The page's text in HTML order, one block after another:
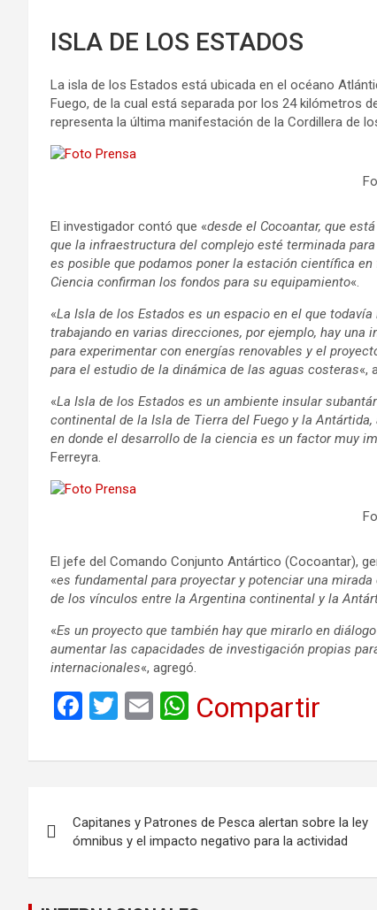
ISLA DE LOS ESTADOS
La isla de los Estados está ubicada en el océano
Fuego, de la cual está separada por los 24 kilómetros
representa la última manifestación de la Cordillera de
El investigador contó que «desde el Cocoantar, que
que la infraestructura del complejo esté terminada
es posible que podamos poner la estación científica
Ciencia confirman los fondos para su equipamiento«.
«La Isla de los Estados es un espacio en el que
trabajando en varias direcciones, por ejemplo, hay
para experimentar con energías renovables y el
para el estudio de la dinámica de las aguas costeras«,
«La Isla de los Estados es un ambiente insular
continental de la Isla de Tierra del Fuego y la
en donde el desarrollo de la ciencia es un factor muy
Ferreyra.
El jefe del Comando Conjunto Antártico (Cocoantar),
«es fundamental para proyectar y potenciar una
de los vínculos entre la Argentina continental y la
«Es un proyecto que también hay que mirarlo en
aumentar las capacidades de investigación propias
internacionales«, agregó.
F
ce
o
o
k
T
tt
E
ail
W
at
A
p
p
Compartir
de
entradas
Capitanes y Patrones de Pesca alertan sobre la ley
ómnibus y el impacto negativo para la actividad